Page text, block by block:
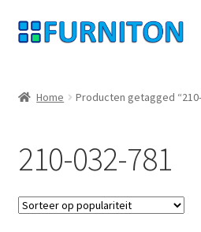
Ga
door
navigatie
Ga
naar
inhoud
Gegevensbescherming
Herroepingsrecht
Home Producten getagged
210-032-781